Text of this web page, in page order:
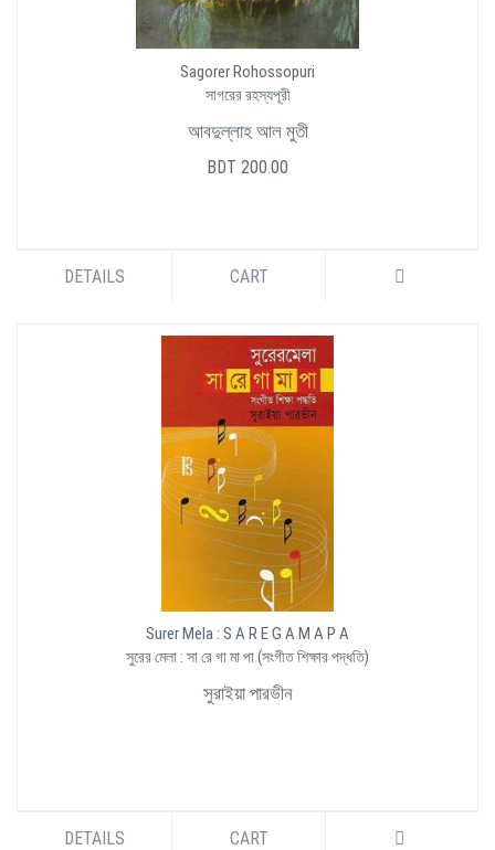
Sagorer Rohossopuri
সাগরের রহস্যপূরী
আবদুল্লাহ আল মুতী
BDT 200.00
DETAILS CART
Surer Mela : S A R E G A M A P A
সুরের মেলা : সা রে গা মা পা (সংগীত শিক্ষার পদ্ধতি)
সুরাইয়া পারভীন
DETAILS CART